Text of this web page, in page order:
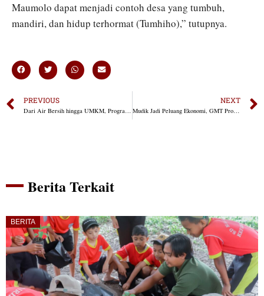
Maumolo dapat menjadi contoh desa yang tumbuh,
mandiri, dan hidup terhormat (Tumhiho),” tutupnya.
PREVIOUS
Dari Air Bersih hingga UMKM, Program YFMG Bangkitkan Potensi Warga Maumolo
NEXT
Mudik Jadi Peluang Ekonomi, GMT Property Services Luncurkan Program “Mudik Produktif”
Berita Terkait
BERITA